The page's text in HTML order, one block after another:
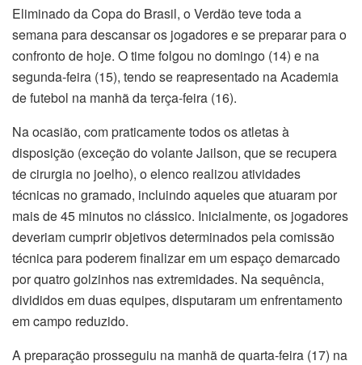
Eliminado da Copa do Brasil, o Verdão teve toda a
semana para descansar os jogadores e se preparar para o
confronto de hoje. O time folgou no domingo (14) e na
segunda-feira (15), tendo se reapresentado na Academia
de futebol na manhã da terça-feira (16).
Na ocasião, com praticamente todos os atletas à
disposição (exceção do volante Jailson, que se recupera
de cirurgia no joelho), o elenco realizou atividades
técnicas no gramado, incluindo aqueles que atuaram por
mais de 45 minutos no clássico. Inicialmente, os jogadores
deveriam cumprir objetivos determinados pela comissão
técnica para poderem finalizar em um espaço demarcado
por quatro golzinhos nas extremidades. Na sequência,
divididos em duas equipes, disputaram um enfrentamento
em campo reduzido.
A preparação prosseguiu na manhã de quarta-feira (17) na